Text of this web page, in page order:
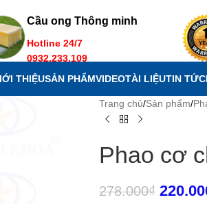
Cầu ong Thông minh
Hotline 24/7
0932.233.109
THIỆUSẢN PHẨMVIDEOTÀI LIỆUTIN TỨC
Trang chủ/Sản phẩm/
Phao cơ
278.000₫